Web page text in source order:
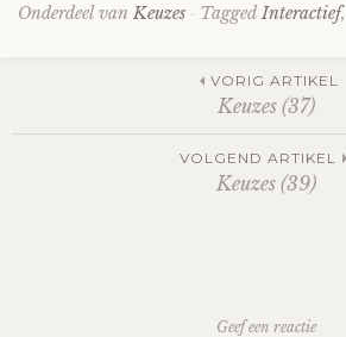
Onderdeel van Keuzes Tagged Interactief,
navigation
VORIG ARTIKEL
Keuzes (37)
VOLGEND ARTIKEL
Keuzes (39)
Geef een reactie